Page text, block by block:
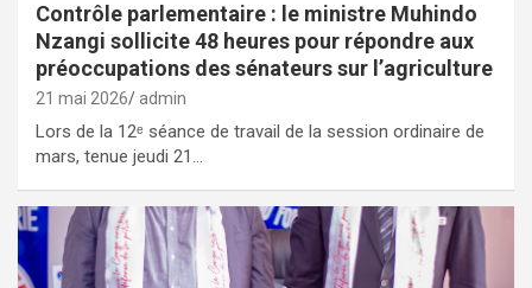
Contrôle parlementaire : le ministre Muhindo
Nzangi sollicite 48 heures pour répondre aux
préoccupations des sénateurs sur l’agriculture
21 mai 2026 admin
Lors de la 12ᵉ séance de travail de la session ordinaire de
mars, tenue jeudi 21…